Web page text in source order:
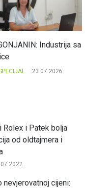
Industrija sa
23.07.2026.
Rolex i Patek bolja
od oldtajmera i
nevjerovatnoj cijeni: